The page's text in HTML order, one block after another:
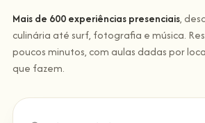
Mais de 600 experiências presenciais,
culinária até surf, fotografia e música.
poucos minutos, com aulas dadas por
que fazem.